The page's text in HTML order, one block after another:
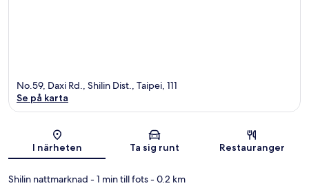
Karta
No.59, Daxi Rd., Shilin Dist., Taipei, 111
Se på karta
I närheten Ta sig runt Restauranger
Shilin nattmarknad - 1 min till fots- 0.2 km